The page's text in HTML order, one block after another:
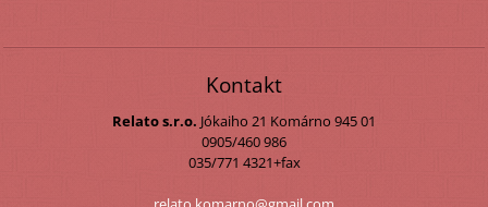
Kontakt
Relato s.r.o. Jókaiho 21 Komárno 945 01
0905/460 986
035/771 4321+fax